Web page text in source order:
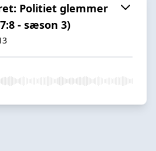
Politiet glemmer
- sæson 3)